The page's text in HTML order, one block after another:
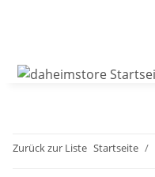
Zurück zur Liste Startseite